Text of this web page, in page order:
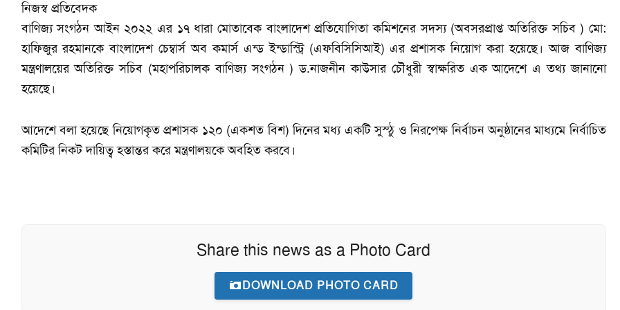
নিজস্ব প্রতিবেদক
বাণিজ্য সংগঠন আইন ২০২২ এর ১৭ ধারা মোতাবেক বাংলাদেশ প্রতিযোগিতা কমিশনের সদস্য (অবসরপ্রাপ্ত অতিরিক্ত সচিব ) মো:
হাফিজুর রহমানকে বাংলাদেশ চেম্বার্স অব কমার্স এন্ড ইন্ডাস্ট্রি (এফবিসিসিআই) এর প্রশাসক নিয়োগ করা হয়েছে। আজ বাণিজ্য
মন্ত্রণালয়ের অতিরিক্ত সচিব (মহাপরিচালক বাণিজ্য সংগঠন ) ড.নাজনীন কাউসার চৌধুরী স্বাক্ষরিত এক আদেশে এ তথ্য জানানো
হয়েছে।
আদেশে বলা হয়েছে নিয়োগকৃত প্রশাসক ১২০ (একশত বিশ) দিনের মধ্য একটি সুস্ঠু ও নিরপেক্ষ নির্বাচন অনুষ্ঠানের মাধ্যমে নির্বাচিত
কমিটির নিকট দায়িত্ব হস্তান্তর করে মন্ত্রণালয়কে অবহিত করবে।
Share this news as a Photo Card
DOWNLOAD PHOTO CARD